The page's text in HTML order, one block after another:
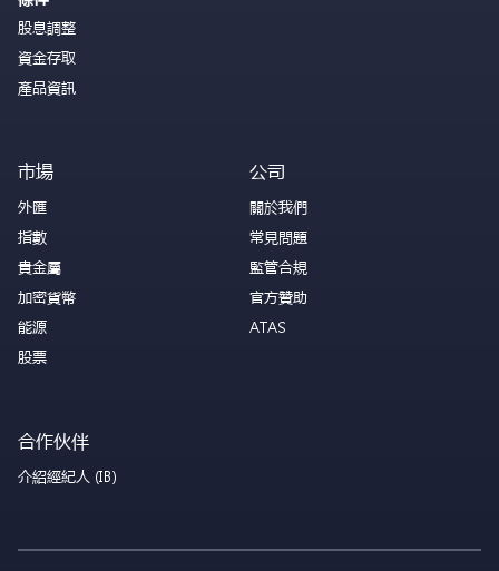
股息調整
資金存取
產品資訊
市場
外匯
指數
貴金屬
加密貨幣
能源
股票
公司
關於我們
常見問題
監管合規
官方贊助
ATAS
合作伙伴
介紹經紀人 (IB)